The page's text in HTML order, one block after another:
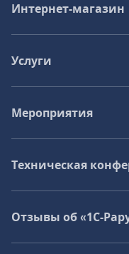
Интернет-магазин
Услуги
Мероприятия
Техническая
Отзывы об «1С-